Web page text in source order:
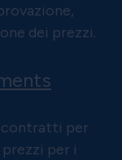
dei prezzi.
contratti per
prezzi per i